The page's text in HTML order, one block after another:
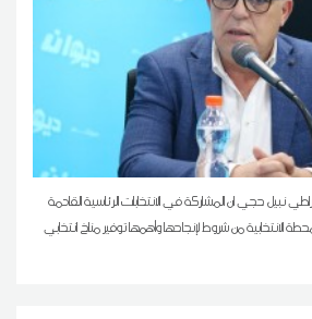
نبيل حجي ان المشاركة في الانتخابات الرئاسية القادمة
الانتخابية من شروط لإنجاحها وأهمها توفير مناخ انتخابي